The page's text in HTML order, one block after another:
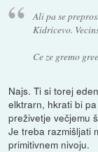
Ali pa se
Kidricevo.
Ce ze gremo
Najs. Ti si torej
elktrarn, hkrati bi
preživetje večjemu
Je treba razmišljati
primitivnem nivoju.